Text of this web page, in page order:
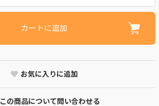
カートに追加
お気に入りに追加
この商品について問い合わせる